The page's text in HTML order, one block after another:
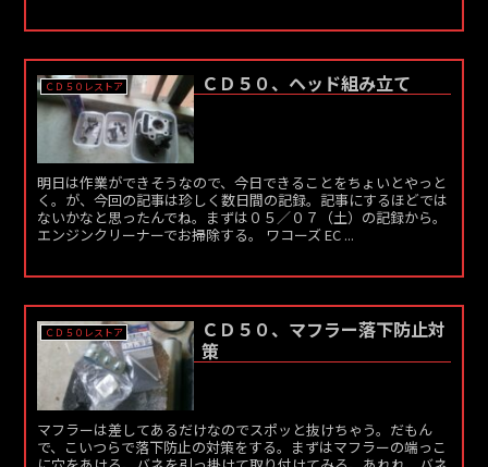
ＣＤ５０レストア ＣＤ５０、ヘッド組み立て
明日は作業ができそうなので、今日できることをちょいとやっと
く。が、今回の記事は珍しく数日間の記録。記事にするほどでは
ないかなと思ったんでね。まずは０５／０７（土）の記録から。
エンジンクリーナーでお掃除する。 ワコーズ EC ...
ＣＤ５０レストア
ＣＤ５０、マフラー落下防止対
策
マフラーは差してあるだけなのでスポッと抜けちゃう。だもん
で、こいつらで落下防止の対策をする。まずはマフラーの端っこ